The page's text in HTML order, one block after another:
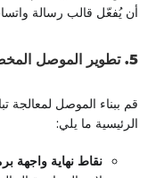
أن يُفعّل قالب رسالة
5. تطوير الموصل المخصص
قم ببناء الموصل لمعالجة
الرئيسية ما يلي:
نقاط نهاية واجهة